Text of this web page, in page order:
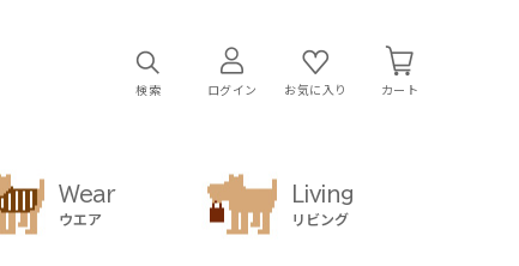
検索 ログイン お気に入り カート
Wear
ウエア
Living
リビング